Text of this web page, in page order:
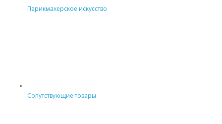
Парикмахерское искусство
Сопутствующие товары